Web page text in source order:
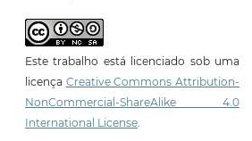
Este trabalho está licenciado sob uma
licença Creative Commons Attribution-
NonCommercial-ShareAlike 4.0
International License.